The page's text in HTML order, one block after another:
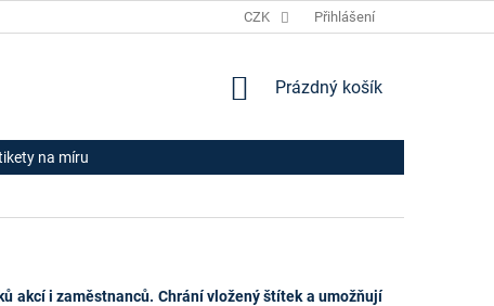
HODNOCENÍ OBCHODU
CZK Přihlášení
NÁKUPNÍ
Prázdný košík
na míru
akcí i zaměstnanců. Chrání vložený štítek a umožňují